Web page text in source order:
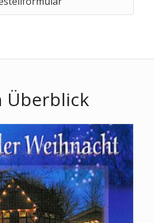
Überblick